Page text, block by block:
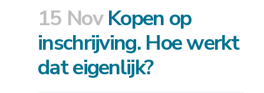
15 NovKopen op
inschrijving. Hoe werkt
dat eigenlijk?